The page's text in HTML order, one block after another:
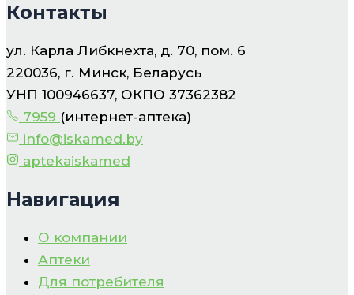
Контакты
ул. Карла Либкнехта, д. 70, пом. 6
220036, г. Минск, Беларусь
УНП 100946637, ОКПО 37362382
7959 (интернет-аптека)
info@iskamed.by
aptekaiskamed
Навигация
О компании
Аптеки
Для потребителя